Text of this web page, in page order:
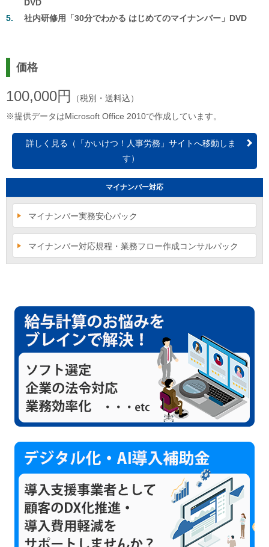
DVD
社内研修用「 30分でわかる はじめてのマイナンバー」 DVD
価格
100,000円
（税別・送料込）
※提供データはMicrosoft Office 2010で作成しています。
詳しく見る（「かいけつ！人事労務」サイトへ移動しま
す）
マイナンバー対応
マイナンバー実務安心パック
マイナンバー対応規程・業務フロー作成コンサルパック